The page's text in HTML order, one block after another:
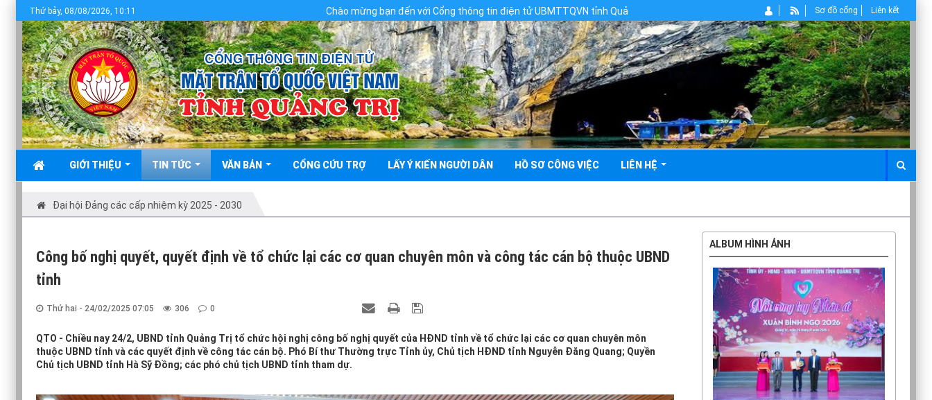
GIỚI THIỆU TIN TỨC VĂN BẢN CỔNG CỨU TRỢ LẤY Ý KIẾN NGƯỜI DÂN HỒ SƠ CÔNG VIỆC LIÊN HỆ
Thứ bảy, 08/08/2026, 10:11 Chào mừng bạn đến với Cổng thông tin điện tử UBMTTQVN tỉnh Quảng Trị Sơ đồ cổng Liên kết
Đại hội Đảng các cấp nhiệm kỳ 2025 - 2030
Công bố nghị quyết, quyết định về tổ chức lại các cơ quan chuyên môn và công tác cán bộ thuộc UBND
tỉnh
Thứ hai - 24/02/2025 07:05 306 0
QTO - Chiều nay 24/2, UBND tỉnh Quảng Trị tổ chức hội nghị công bố nghị quyết của HĐND tỉnh về tổ chức lại các cơ quan chuyên môn
thuộc UBND tỉnh và các quyết định về công tác cán bộ. Phó Bí thư Thường trực Tỉnh ủy, Chủ tịch HĐND tỉnh Nguyễn Đăng Quang; Quyền
Chủ tịch UBND tỉnh Hà Sỹ Đồng; các phó chủ tịch UBND tỉnh tham dự.
ALBUM HÌNH ẢNH